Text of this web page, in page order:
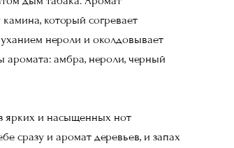
который согревает
нероли и околдовывает
амбра, нероли, черный
ярких и насыщенных нот
сразу и аромат деревьев, и запах